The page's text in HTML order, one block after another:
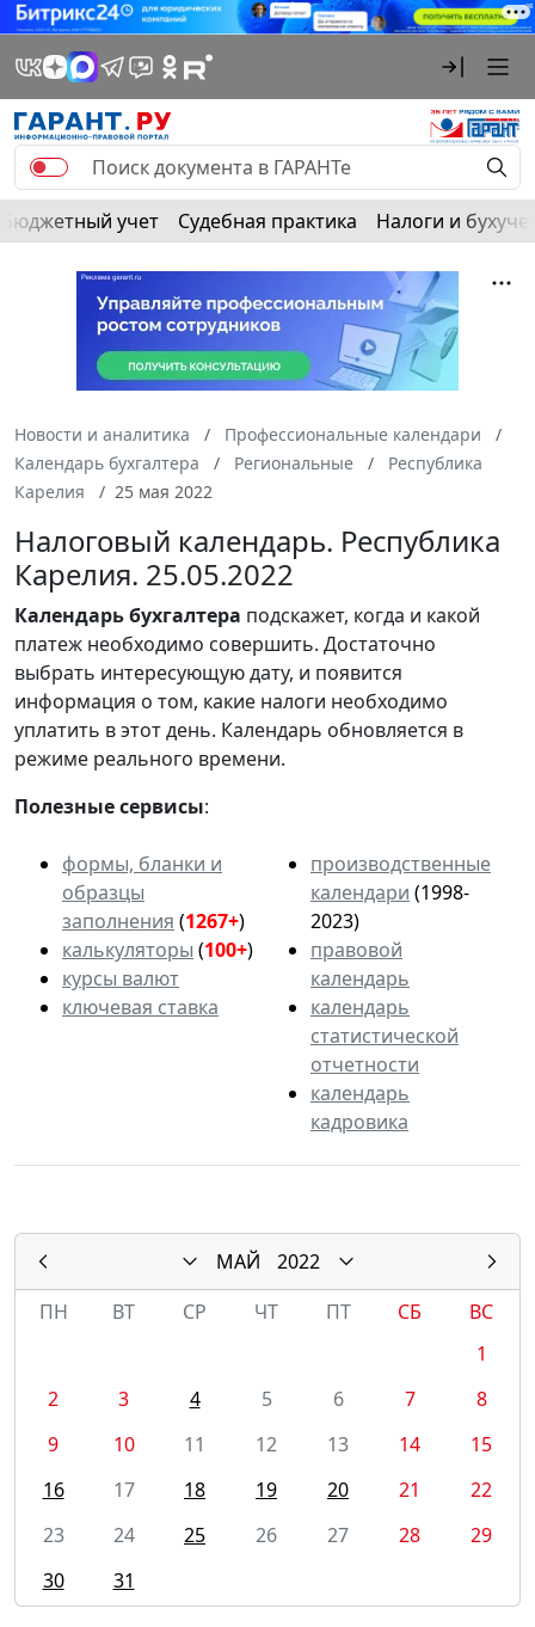
Бюджетный учет Судебная практика Налоги и
Новости и аналитика
Профессиональные календари
Календарь бухгалтера
Региональные
Республика
Карелия
25 мая 2022
Налоговый календарь. Республика
Карелия. 25.05.2022
Календарьбухгалтера подскажет, когда и какой
платеж необходимо совершить. Достаточно
выбрать интересующую дату, и появится
информация о том, какие налоги необходимо
уплатить в этот день. Календарь обновляется в
режиме реального времени.
Полезные сервисы:
формы, бланки и
образцы
заполнения (1267+)
калькуляторы (100+)
курсы валют
ключевая ставка
производственные
календари (1998-
2023)
правовой
календарь
календарь
статистической
отчетности
календарь
кадровика
МАЙ
2022
ПН
ВТ СР ЧТ ПТ СБ
ВС
1
2
3 4 5 6 7
8
9
10 11 12 13 14
15
16
17 18 19 20 21
22
23
24 25 26 27 28
29
30
31